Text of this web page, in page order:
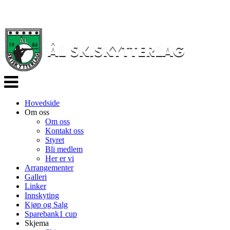
Veksle
navigasjon
Hovedside
Om oss
Om oss
Kontakt oss
Styret
Bli medlem
Her er vi
Arrangementer
Galleri
Linker
Innskyting
Kjøp og Salg
Sparebank1 cup
Skjema